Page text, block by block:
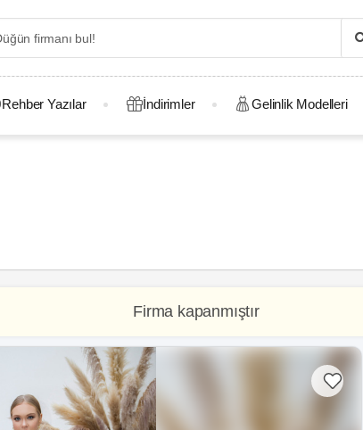
Rehber Yazılar İndirimler Gelinlik Modelleri
Firma kapanmıştır